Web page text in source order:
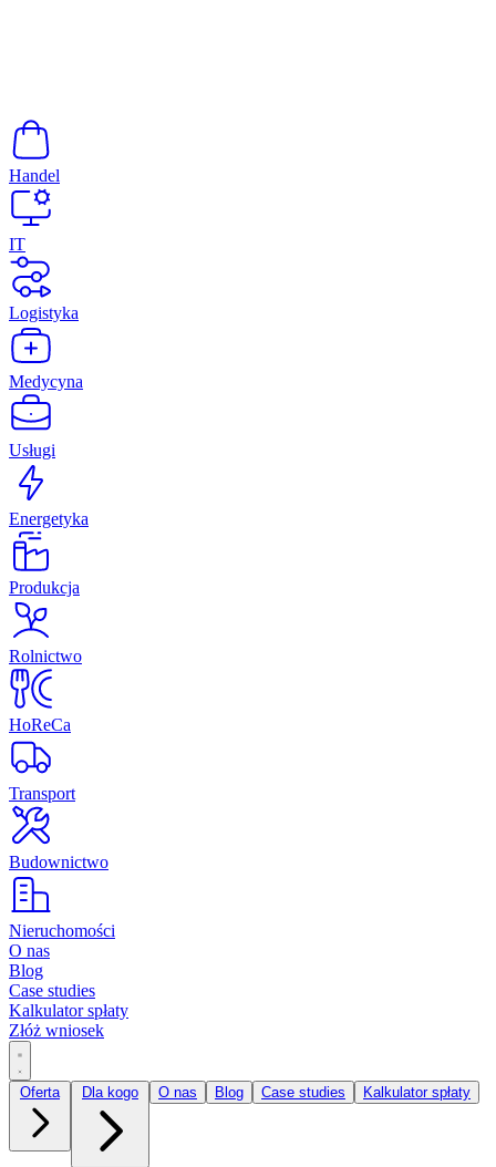
Handel
IT
Logistyka
Medycyna
Usługi
Energetyka
Produkcja
Rolnictwo
HoReCa
Transport
Budownictwo
Nieruchomości
O nas
Blog
Case studies
Kalkulator spłaty
Złóż wniosek
Oferta Dla kogo O nas Blog Case studies Kalkulator spłaty